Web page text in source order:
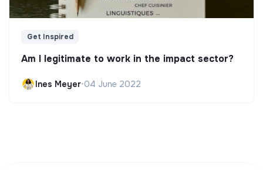
Get Inspired
Am I legitimate to work in the impact sector?
Ines Meyer•04 June 2022